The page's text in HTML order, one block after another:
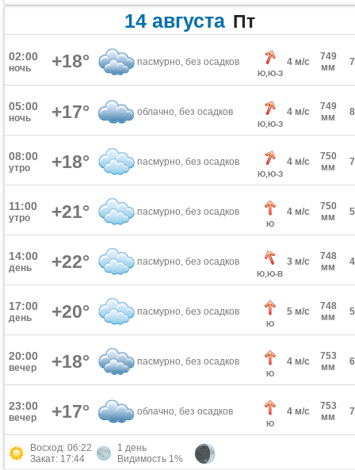
14 августа Пт
02:00
ночь +18° пасмурно, без осадков
Ю,Ю-З
4 м/с
749
мм
05:00
ночь +17° облачно, без осадков
Ю,Ю-З
4 м/с
749
мм
08:00
утро +18° пасмурно, без осадков
Ю,Ю-З
4 м/с
750
мм
11:00
утро +21° пасмурно, без осадков
Ю
4 м/с
750
мм
14:00
день +22° пасмурно, без осадков
Ю,Ю-В
3 м/с
748
мм
17:00
день +20° пасмурно, без осадков
Ю
5 м/с
748
мм
20:00
вечер +18° пасмурно, без осадков
Ю
4 м/с
753
мм
23:00
вечер +17° облачно, без осадков
Ю
4 м/с
753
мм
Восход: 06:22
Закат: 17:44
1 день
Видимость 1%